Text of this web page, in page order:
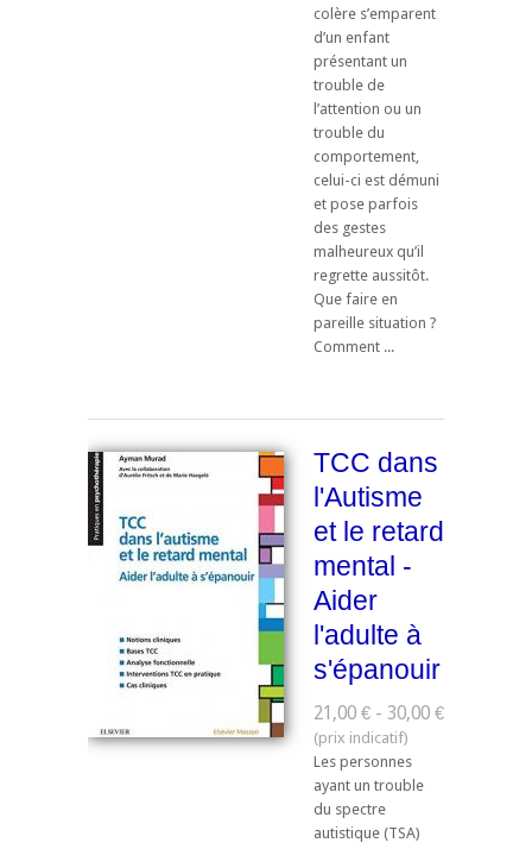
colère s’emparent
d’un enfant
présentant un
trouble de
l’attention ou un
trouble du
comportement,
celui-ci est démuni
et pose parfois
des gestes
malheureux qu’il
regrette aussitôt.
Que faire en
pareille situation ?
Comment ...
TCC dans
l'Autisme
et le retard
mental -
Aider
l'adulte à
s'épanouir
21,00 € - 30,00 €
Les personnes
ayant un trouble
du spectre
autistique (TSA)